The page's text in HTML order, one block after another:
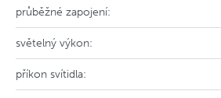
průběžné zapojení:
světelný výkon:
příkon svítidla: